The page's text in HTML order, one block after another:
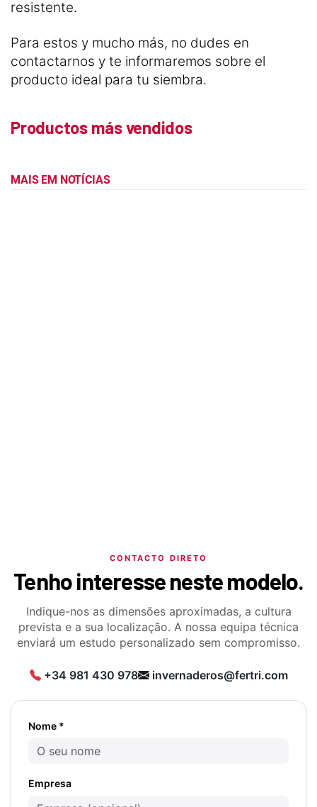
resistente.
Para estos y mucho más, no dudes en
contactarnos y te informaremos sobre el
producto ideal para tu siembra.
Productos más vendidos
MAIS EM NOTÍCIAS
CONTACTO DIRETO
Tenho interesse neste modelo.
Indique-nos as dimensões aproximadas, a cultura
prevista e a sua localização. A nossa equipa técnica
enviará um estudo personalizado sem compromisso.
+34 981 430 978 invernaderos@fertri.com
Nome *
Empresa